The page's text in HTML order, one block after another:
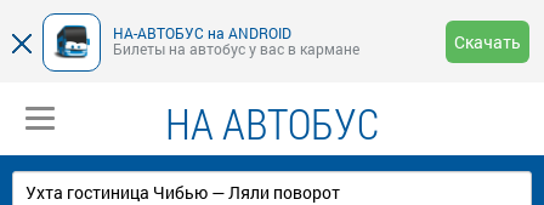
НА-АВТОБУС на ANDROID
Билеты на автобус у вас в кармане
Скачать
НА АВТОБУС